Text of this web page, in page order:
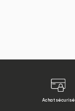
Achat sécurisé